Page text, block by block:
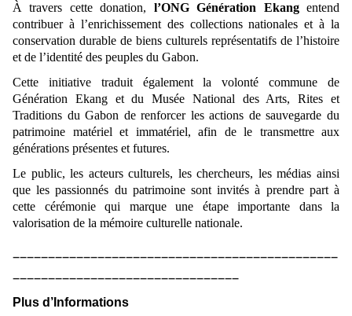
À travers cette donation, l’ONG Génération Ekangentend
contribuer à l’enrichissement des collections nationales et à la
conservation durable de biens culturels représentatifs de l’histoire
et de l’identité des peuples du Gabon.
Cette initiative traduit également la volonté commune de
Génération Ekang et du Musée National des Arts, Rites et
Traditions du Gabon de renforcer les actions de sauvegarde du
patrimoine matériel et immatériel, afin de le transmettre aux
générations présentes et futures.
Le public, les acteurs culturels, les chercheurs, les médias ainsi
que les passionnés du patrimoine sont invités à prendre part à
cette cérémonie qui marque une étape importante dans la
valorisation de la mémoire culturelle nationale.
Plus d’Informations